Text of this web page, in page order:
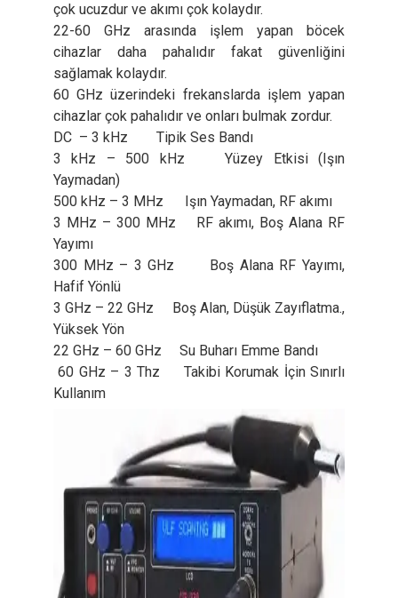
çok ucuzdur ve akımı çok kolaydır.
22-60 GHz arasında işlem yapan böcek
cihazlar daha pahalıdır fakat güvenliğini
sağlamak kolaydır.
60 GHz üzerindeki frekanslarda işlem yapan
cihazlar çok pahalıdır ve onları bulmak zordur.
DC – 3 kHz Tipik Ses Bandı
3 kHz – 500 kHz Yüzey Etkisi (Işın
Yaymadan)
500 kHz – 3 MHz Işın Yaymadan, RF akımı
3 MHz – 300 MHz RF akımı, Boş Alana RF
Yayımı
300 MHz – 3 GHz Boş Alana RF Yayımı,
Hafif Yönlü
3 GHz – 22 GHz Boş Alan, Düşük Zayıflatma.,
Yüksek Yön
22 GHz – 60 GHz Su Buharı Emme Bandı
60 GHz – 3 Thz Takibi Korumak İçin Sınırlı
Kullanım